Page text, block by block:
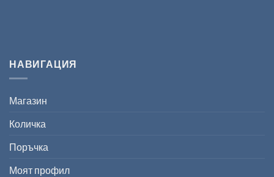
НАВИГАЦИЯ
Магазин
Количка
Поръчка
Моят профил